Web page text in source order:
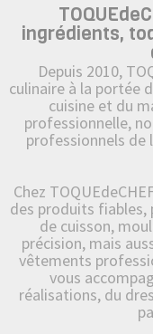
ingrédients,
Depuis 2010,
culinaire à la portée
cuisine et du
professionnelle,
professionnels de
Chez
des produits
de cuisson,
précision, mais
vêtements
vous
réalisations, du